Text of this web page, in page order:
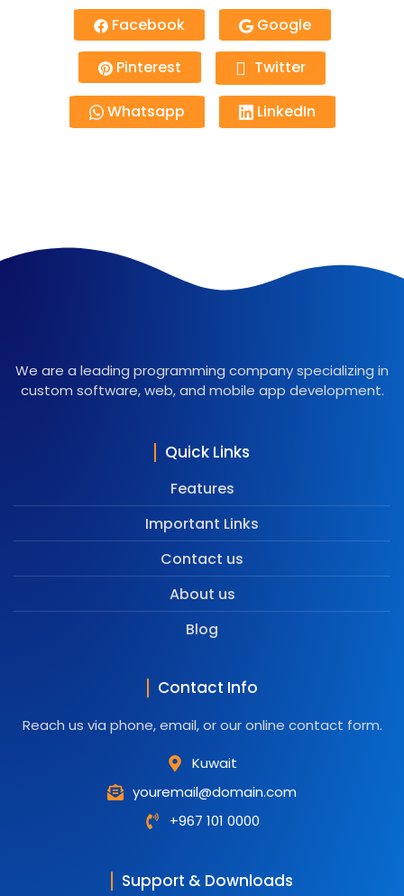
Facebook Google
Pinterest Twitter
Whatsapp LinkedIn
We are a leading programming company specializing in
custom software, web, and mobile app development.
Quick Links
Features
Important Links
Contact us
About us
Blog
Contact Info
Reach us via phone, email, or our online contact form.
Kuwait
youremail@domain.com
+967 101 0000
Support & Downloads